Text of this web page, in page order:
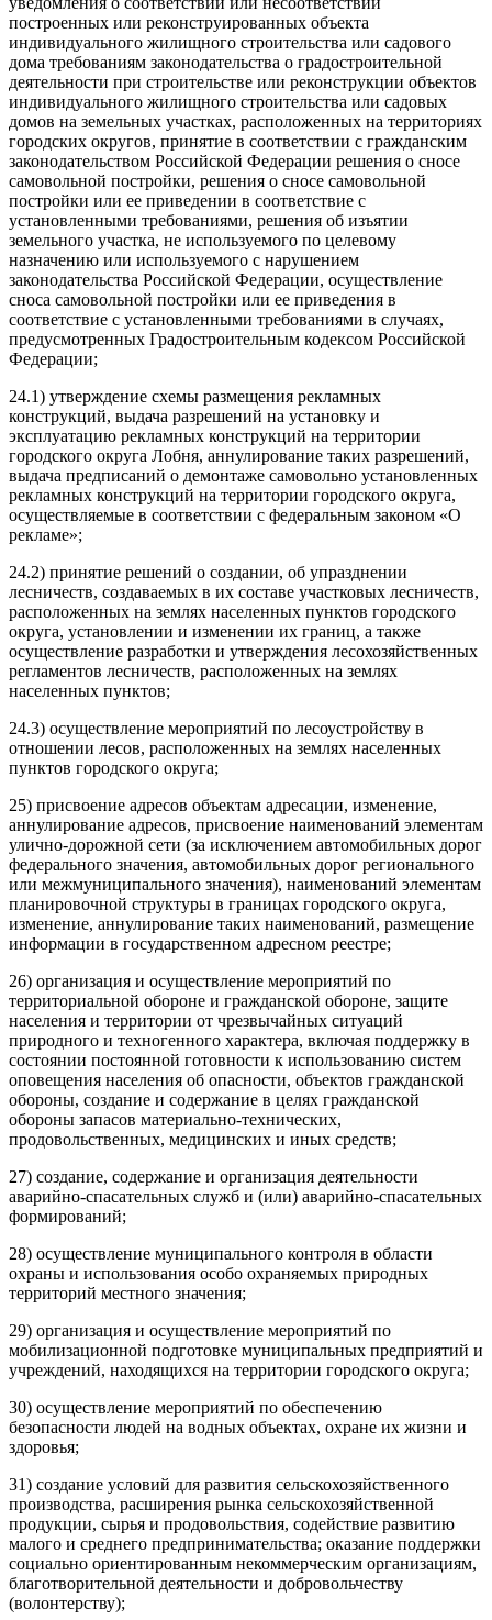
построенных или реконструированных объекта
индивидуального жилищного строительства или садового
дома требованиям законодательства о градостроительной
деятельности при строительстве или реконструкции объектов
индивидуального жилищного строительства или садовых
домов на земельных участках, расположенных на территориях
городских округов, принятие в соответствии с гражданским
законодательством Российской Федерации решения о сносе
самовольной постройки, решения о сносе самовольной
постройки или ее приведении в соответствие с
установленными требованиями, решения об изъятии
земельного участка, не используемого по целевому
назначению или используемого с нарушением
законодательства Российской Федерации, осуществление
сноса самовольной постройки или ее приведения в
соответствие с установленными требованиями в случаях,
предусмотренных Градостроительным кодексом Российской
Федерации;
24.1) утверждение схемы размещения рекламных
конструкций, выдача разрешений на установку и
эксплуатацию рекламных конструкций на территории
городского округа Лобня, аннулирование таких разрешений,
выдача предписаний о демонтаже самовольно установленных
рекламных конструкций на территории городского округа,
осуществляемые в соответствии с федеральным законом «О
рекламе»;
24.2) принятие решений о создании, об упразднении
лесничеств, создаваемых в их составе участковых лесничеств,
расположенных на землях населенных пунктов городского
округа, установлении и изменении их границ, а также
осуществление разработки и утверждения лесохозяйственных
регламентов лесничеств, расположенных на землях
населенных пунктов;
24.3) осуществление мероприятий по лесоустройству в
отношении лесов, расположенных на землях населенных
пунктов городского округа;
25) присвоение адресов объектам адресации, изменение,
аннулирование адресов, присвоение наименований элементам
улично-дорожной сети (за исключением автомобильных дорог
федерального значения, автомобильных дорог регионального
или межмуниципального значения), наименований элементам
планировочной структуры в границах городского округа,
изменение, аннулирование таких наименований, размещение
информации в государственном адресном реестре;
26) организация и осуществление мероприятий по
территориальной обороне и гражданской обороне, защите
населения и территории от чрезвычайных ситуаций
природного и техногенного характера, включая поддержку в
состоянии постоянной готовности к использованию систем
оповещения населения об опасности, объектов гражданской
обороны, создание и содержание в целях гражданской
обороны запасов материально-технических,
продовольственных, медицинских и иных средств;
27) создание, содержание и организация деятельности
аварийно-спасательных служб и (или) аварийно-спасательных
формирований;
28) осуществление муниципального контроля в области
охраны и использования особо охраняемых природных
территорий местного значения;
29) организация и осуществление мероприятий по
мобилизационной подготовке муниципальных предприятий и
учреждений, находящихся на территории городского округа;
30) осуществление мероприятий по обеспечению
безопасности людей на водных объектах, охране их жизни и
здоровья;
31) создание условий для развития сельскохозяйственного
производства, расширения рынка сельскохозяйственной
продукции, сырья и продовольствия, содействие развитию
малого и среднего предпринимательства; оказание поддержки
социально ориентированным некоммерческим организациям,
благотворительной деятельности и добровольчеству
(волонтерству);